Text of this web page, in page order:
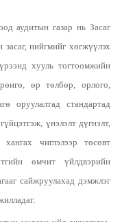
аудитын газар нь Засаг
нийгмийг хөгжүүлэх
хууль тогтоомжийн
өр төлбөр, орлого,
оруулалтад стандартад
үнэлэлт дүгнэлт,
чиглэлээр төсөвт
өмчит үйлдвэрийн
сайжруулахад дэмжлэг